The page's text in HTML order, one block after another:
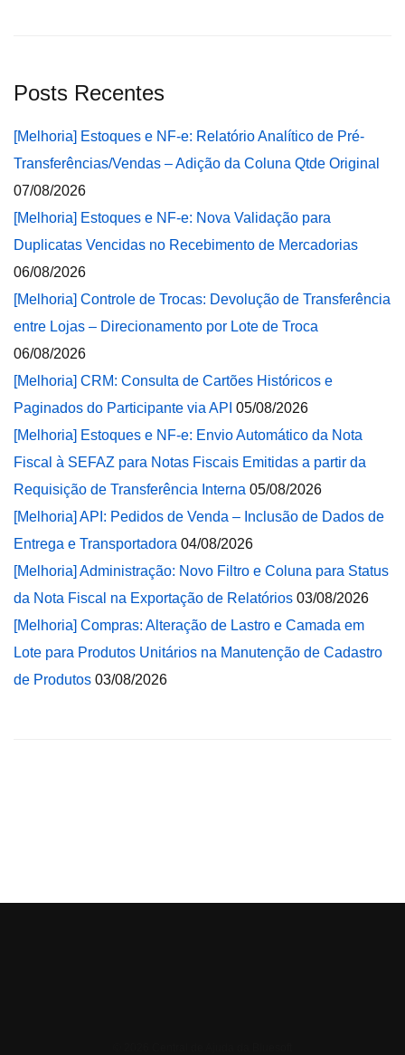
Posts Recentes
[Melhoria] Estoques e NF-e: Relatório Analítico de Pré-
Transferências/Vendas – Adição da Coluna Qtde Original
07/08/2026
[Melhoria] Estoques e NF-e: Nova Validação para
Duplicatas Vencidas no Recebimento de Mercadorias
06/08/2026
[Melhoria] Controle de Trocas: Devolução de Transferência
entre Lojas – Direcionamento por Lote de Troca
06/08/2026
[Melhoria] CRM: Consulta de Cartões Históricos e
Paginados do Participante via API 05/08/2026
[Melhoria] Estoques e NF-e: Envio Automático da Nota
Fiscal à SEFAZ para Notas Fiscais Emitidas a partir da
Requisição de Transferência Interna 05/08/2026
[Melhoria] API: Pedidos de Venda – Inclusão de Dados de
Entrega e Transportadora 04/08/2026
[Melhoria] Administração: Novo Filtro e Coluna para Status
da Nota Fiscal na Exportação de Relatórios 03/08/2026
[Melhoria] Compras: Alteração de Lastro e Camada em
Lote para Produtos Unitários na Manutenção de Cadastro
de Produtos 03/08/2026